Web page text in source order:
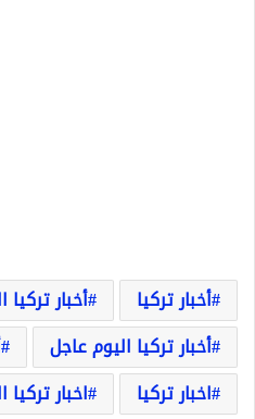
أخبار تركيا
أخبار تركيا
أخبار تركيا اليوم عاجل
اخبار تركيا
اخبار تركيا